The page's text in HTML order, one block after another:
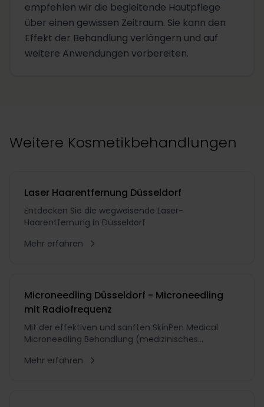
empfehlen wir die begleitende Hautpflege
über einen gewissen Zeitraum. Sie kann den
Effekt der Behandlung verlängern und auf
weitere Anwendungen vorbereiten.
Weitere Kosmetikbehandlungen
Laser Haarentfernung Düsseldorf
Entdecken Sie die wegweisende Laser-
Haarentfernung in Düsseldorf
Mehr erfahren
Microneedling Düsseldorf - Microneedling
mit Radiofrequenz
Mit der effektiven und sanften SkinPen Medical
Microneedling Behandlung (medizinisches
wieder mehr Spannkraft und ein ebenmäßiges
Mehr erfahren